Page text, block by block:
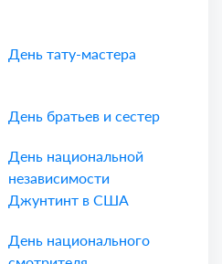
День тату-мастера
День братьев и сестер
День национальной
независимости
Джунтинт в США
День национального